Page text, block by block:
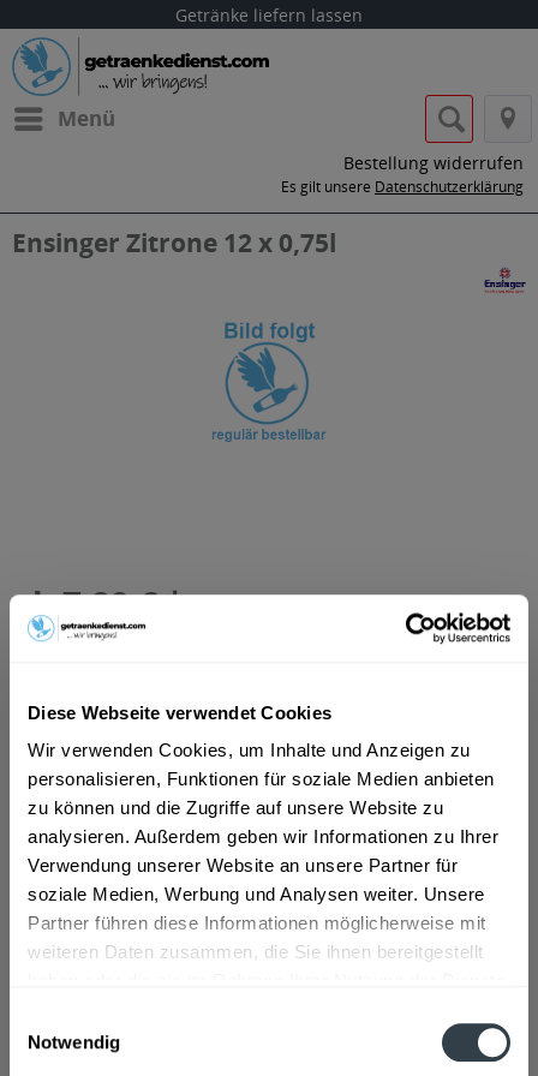
Diese Webseite verwendet Cookies
Wir verwenden Cookies, um Inhalte und Anzeigen zu
personalisieren, Funktionen für soziale Medien anbieten
zu können und die Zugriffe auf unsere Website zu
analysieren. Außerdem geben wir Informationen zu Ihrer
Verwendung unserer Website an unsere Partner für
soziale Medien, Werbung und Analysen weiter. Unsere
Partner führen diese Informationen möglicherweise mit
weiteren Daten zusammen, die Sie ihnen bereitgestellt
Notwendig
Getränke liefern lassen
Menü
Bestellung widerrufen
Es gilt unsere Datenschutzerklärung
Ensinger Zitrone 12 x 0,75l
ab 7,89 € *
Inhalt:9 Liter (0,88 € * / 1 Liter)
MEHRWEG
+3,30 € Pfand
In denWarenkorb
Artikel-Nr.:
24996
Verfügbar in:
Pforzheim ,Eisingen,Ispringen,Keltern ,Kieselbronn,
Kämpfelbach,Königsbach-Stein,Neulingen,Remchingen
mehr